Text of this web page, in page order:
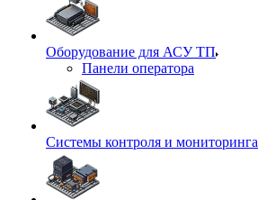
Оборудование для АСУ ТП
Панели оператора
Системы контроля и мониторинга